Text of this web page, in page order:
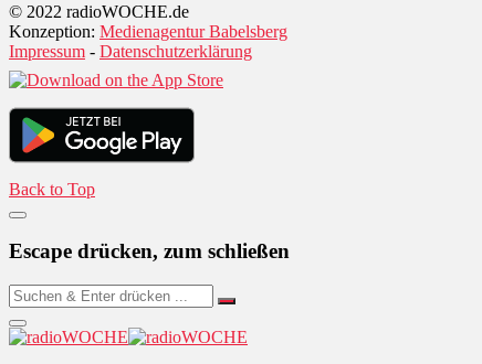
© 2022 radioWOCHE.de
Konzeption: Medienagentur Babelsberg
Impressum - Datenschutzerklärung
Back to Top
Escape drücken, zum schließen